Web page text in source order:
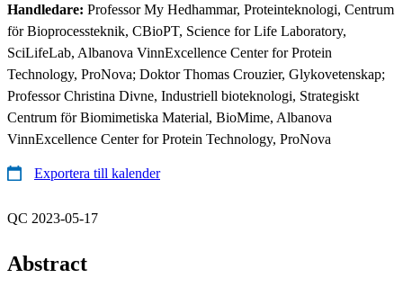
Handledare: Professor My Hedhammar, Proteinteknologi, Centrum
för Bioprocessteknik, CBioPT, Science for Life Laboratory,
SciLifeLab, Albanova VinnExcellence Center for Protein
Technology, ProNova; Doktor Thomas Crouzier, Glykovetenskap;
Professor Christina Divne, Industriell bioteknologi, Strategiskt
Centrum för Biomimetiska Material, BioMime, Albanova
VinnExcellence Center for Protein Technology, ProNova
Exportera till kalender
QC 2023-05-17
Abstract